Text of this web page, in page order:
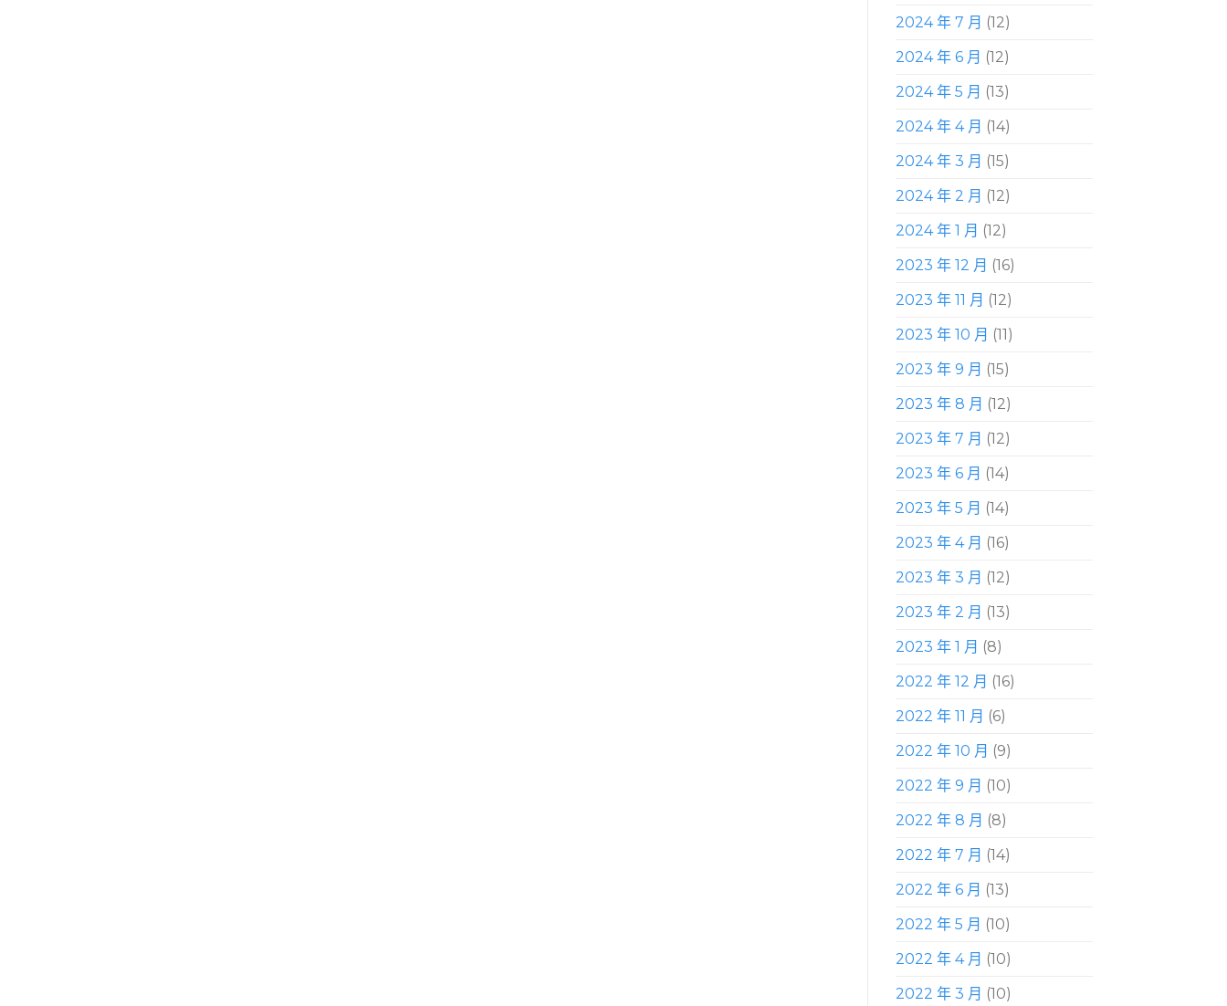
2024 年 7 月 (12)
2024 年 6 月 (12)
2024 年 5 月 (13)
2024 年 4 月 (14)
2024 年 3 月 (15)
2024 年 2 月 (12)
2024 年 1 月 (12)
2023 年 12 月 (16)
2023 年 11 月 (12)
2023 年 10 月 (11)
2023 年 9 月 (15)
2023 年 8 月 (12)
2023 年 7 月 (12)
2023 年 6 月 (14)
2023 年 5 月 (14)
2023 年 4 月 (16)
2023 年 3 月 (12)
2023 年 2 月 (13)
2023 年 1 月 (8)
2022 年 12 月 (16)
2022 年 11 月 (6)
2022 年 10 月 (9)
2022 年 9 月 (10)
2022 年 8 月 (8)
2022 年 7 月 (14)
2022 年 6 月 (13)
2022 年 5 月 (10)
2022 年 4 月 (10)
2022 年 3 月 (10)